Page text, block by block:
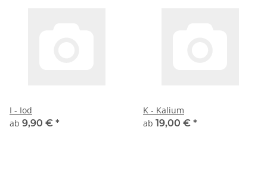
I - Iod
ab 9,90 € *
K - Kalium
ab 19,00 € *